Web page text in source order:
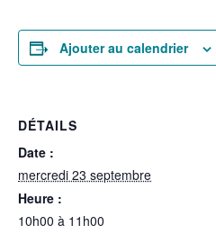
Ajouter au calendrier
DÉTAILS
Date :
mercredi 23 septembre
Heure :
10h00 à 11h00